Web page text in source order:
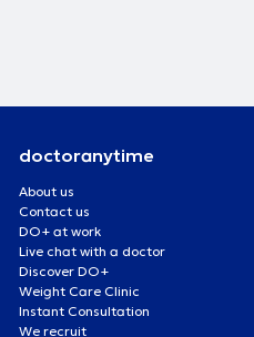
doctoranytime
About us
Contact us
DO+ at work
Live chat with a doctor
Discover DO+
Weight Care Clinic
Instant Consultation
We recruit